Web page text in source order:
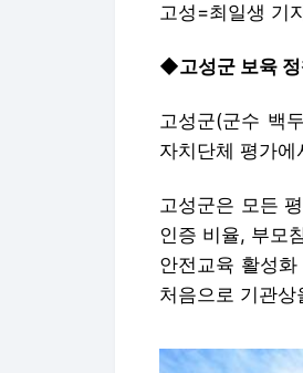
고성=최일생 기
◆고성군 보육 정
고성군(군수 백
자치단체 평가
고성군은 모든
인증 비율, 부모
안전교육 활성
처음으로 기관